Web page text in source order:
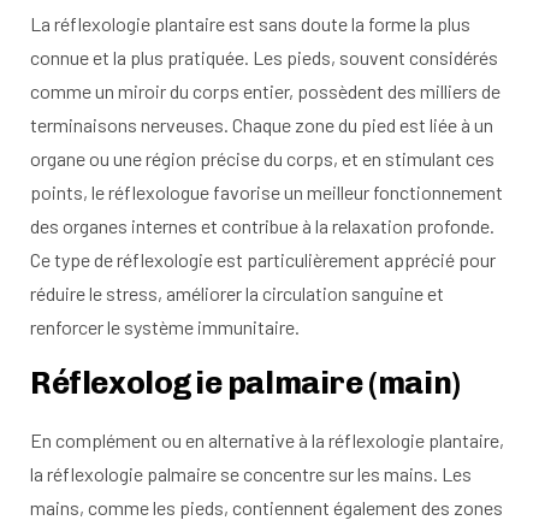
La réflexologie plantaire est sans doute la forme la plus
connue et la plus pratiquée. Les pieds, souvent considérés
comme un miroir du corps entier, possèdent des milliers de
terminaisons nerveuses. Chaque zone du pied est liée à un
organe ou une région précise du corps, et en stimulant ces
points, le réflexologue favorise un meilleur fonctionnement
des organes internes et contribue à la relaxation profonde.
Ce type de réflexologie est particulièrement apprécié pour
réduire le stress, améliorer la circulation sanguine et
renforcer le système immunitaire.
Réflexologie palmaire (main)
En complément ou en alternative à la réflexologie plantaire,
la réflexologie palmaire se concentre sur les mains. Les
mains, comme les pieds, contiennent également des zones